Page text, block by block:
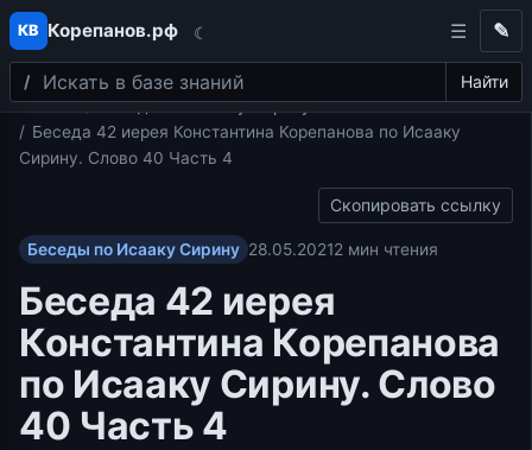
Перейти к содержимому
КВ Корепанов.рф ☾
Поиск Найти
✎
Главная
Беседы по Исааку Сирину
Беседа 42 иерея Константина Корепанова по Исааку
Сирину. Слово 40 Часть 4
Скопировать ссылку
Беседы по Исааку Сирину 28.05.20212 мин чтения
Беседа 42 иерея
Константина Корепанова
по Исааку Сирину. Слово
40 Часть 4